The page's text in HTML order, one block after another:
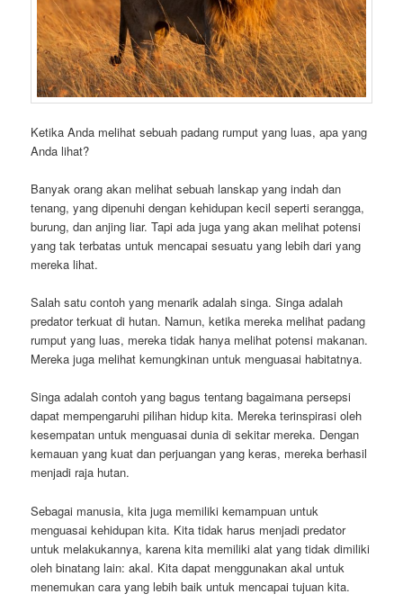
Ketika Anda melihat sebuah padang rumput yang luas, apa yang
Anda lihat?
Banyak orang akan melihat sebuah lanskap yang indah dan
tenang, yang dipenuhi dengan kehidupan kecil seperti serangga,
burung, dan anjing liar. Tapi ada juga yang akan melihat potensi
yang tak terbatas untuk mencapai sesuatu yang lebih dari yang
mereka lihat.
Salah satu contoh yang menarik adalah singa. Singa adalah
predator terkuat di hutan. Namun, ketika mereka melihat padang
rumput yang luas, mereka tidak hanya melihat potensi makanan.
Mereka juga melihat kemungkinan untuk menguasai habitatnya.
Singa adalah contoh yang bagus tentang bagaimana persepsi
dapat mempengaruhi pilihan hidup kita. Mereka terinspirasi oleh
kesempatan untuk menguasai dunia di sekitar mereka. Dengan
kemauan yang kuat dan perjuangan yang keras, mereka berhasil
menjadi raja hutan.
Sebagai manusia, kita juga memiliki kemampuan untuk
menguasai kehidupan kita. Kita tidak harus menjadi predator
untuk melakukannya, karena kita memiliki alat yang tidak dimiliki
oleh binatang lain: akal. Kita dapat menggunakan akal untuk
menemukan cara yang lebih baik untuk mencapai tujuan kita.